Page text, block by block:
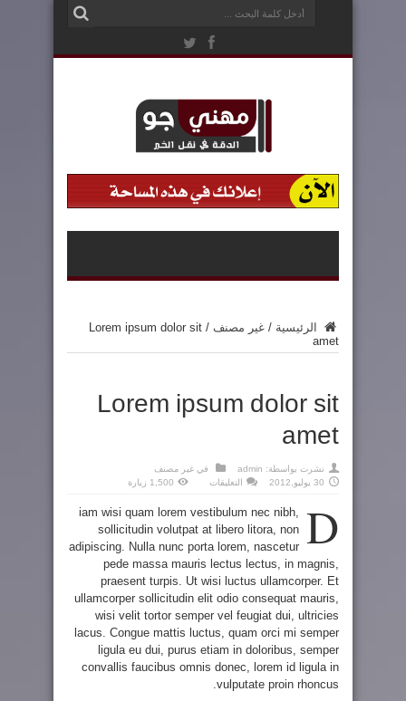
الرئيسية / غير مصنف /
Lorem ipsum dolor sit
amet
Lorem ipsum dolor sit
amet
نشرت بواسطة: admin في غير مصنف
30 يوليو,2012
التعليقات
dolor
amet
مغلقة
1,500 زيارة
D
iam wisi quam lorem vestibulum nec nibh,
sollicitudin volutpat at libero litora, non
adipiscing. Nulla nunc porta lorem, nascetur
pede massa mauris lectus lectus, in magnis,
praesent turpis. Ut wisi luctus ullamcorper. Et
ullamcorper sollicitudin elit odio consequat mauris,
wisi velit tortor semper vel feugiat dui, ultricies
lacus. Congue mattis luctus, quam orci mi semper
ligula eu dui, purus etiam in doloribus, semper
convallis faucibus omnis donec, lorem id ligula in
vulputate proin rhoncus.